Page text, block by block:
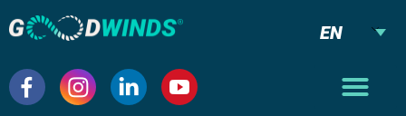
EN